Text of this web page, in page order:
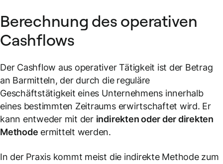
Berechnung des operativen
Cashflows
Der Cashflow aus operativer Tätigkeit ist der Betrag
an Barmitteln, der durch die reguläre
Geschäftstätigkeit eines Unternehmens innerhalb
eines bestimmten Zeitraums erwirtschaftet wird. Er
kann entweder mit der indirekten oder der direkten
Methode ermittelt werden.
In der Praxis kommt meist die indirekte Methode zum